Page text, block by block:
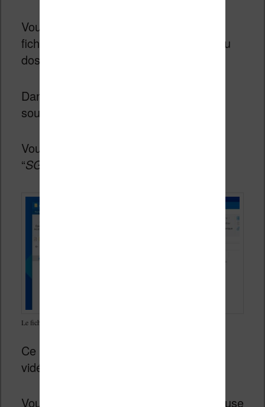
Vous devez ensuite décompresser le
fichier, ce qui vous donnera un nouveau
dossier.
Dans ce dossier, rendez-vous dans le
sous-répertoire “
Vous trouverez un fichier appelé
“SGTPuzzles.app
Le fichier à trouver et qui contient les 50 jeux
Ce fichier est celui qui contient les jeux
vidéo.
Vous devez ensuite brancher votre liseuse